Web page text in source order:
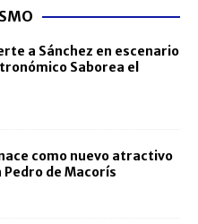
a Sánchez en escenario
Saborea el
como nuevo atractivo
de Macorís